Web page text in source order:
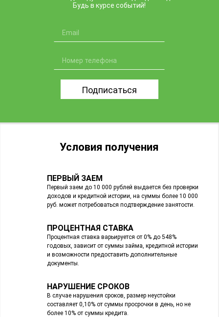
Будь в курсе событий!
Подписаться
Условия получения
ПЕРВЫЙ ЗАЕМ
Первый заем до 10 000 рублей выдается без проверки
доходов и кредитной истории, на суммы более 10 000
руб. может потребоваться подтверждение занятости.
ПРОЦЕНТНАЯ СТАВКА
Процентная ставка варьируется от 0% до 548%
годовых, зависит от суммы займа, кредитной истории
и возможности предоставить дополнительные
документы.
НАРУШЕНИЕ СРОКОВ
В случае нарушения сроков, размер неустойки
составляет 0,10% от суммы просрочки в день, но не
более 10% от суммы кредита.